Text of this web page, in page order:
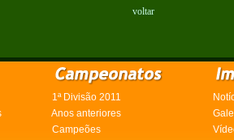
voltar
1ª Divisão 2011
Anos anteriores
Campeões